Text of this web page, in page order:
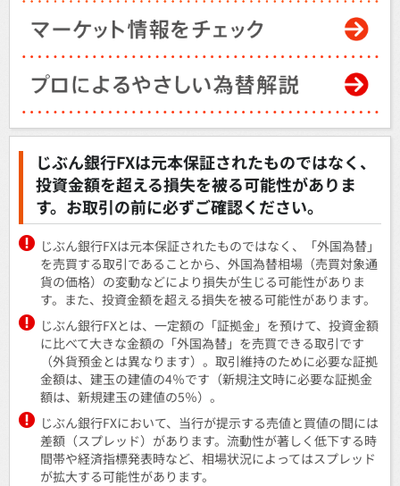
じぶん銀行FXは元本保証されたものではなく、
投資金額を超える損失を被る可能性がありま
す。お取引の前に必ずご確認ください。
じぶん銀行FXは元本保証されたものではなく、「外国為替」
を売買する取引であることから、外国為替相場（売買対象通
貨の価格）の変動などにより損失が生じる可能性がありま
す。また、投資金額を超える損失を被る可能性があります。
じぶん銀行FXとは、一定額の「証拠金」を預けて、投資金額
に比べて大きな金額の「外国為替」を売買できる取引です
（外貨預金とは異なります）。取引維持のために必要な証拠
金額は、建玉の建値の4％です（新規注文時に必要な証拠金
額は、新規建玉の建値の5％）。
じぶん銀行FXにおいて、当行が提示する売値と買値の間には
差額（スプレッド）があります。流動性が著しく低下する時
間帯や経済指標発表時など、相場状況によってはスプレッド
が拡大する可能性があります。